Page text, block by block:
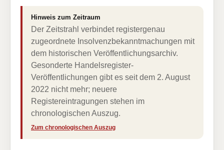
Hinweis zum Zeitraum
Der Zeitstrahl verbindet registergenau
zugeordnete Insolvenzbekanntmachungen mit
dem historischen Veröffentlichungsarchiv.
Gesonderte Handelsregister-
Veröffentlichungen gibt es seit dem 2. August
2022 nicht mehr; neuere
Registereintragungen stehen im
chronologischen Auszug.
Zum chronologischen Auszug